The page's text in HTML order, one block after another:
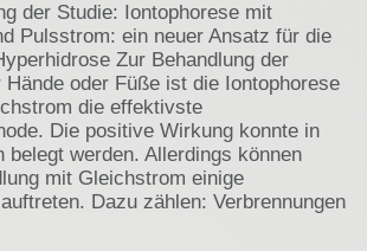
der Studie: Iontophorese mit
Pulsstrom: ein neuer Ansatz für die
Zur Behandlung der
oder Füße ist die Iontophorese
die effektivste
Die positive Wirkung konnte in
belegt werden. Allerdings können
mit Gleichstrom einige
Dazu zählen: Verbrennungen